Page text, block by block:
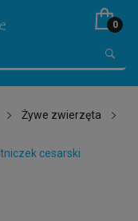
0
Żywe zwierzęta
cesarski